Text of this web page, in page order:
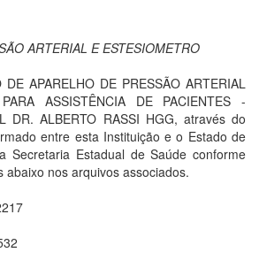
ARTERIAL E ESTESIOMETRO
DE APARELHO DE PRESSÃO ARTERIAL
ASSISTÊNCIA DE PACIENTES -
DR. ALBERTO RASSI HGG, através do
entre esta Instituição e o Estado de
Secretaria Estadual de Saúde conforme
abaixo nos arquivos associados.